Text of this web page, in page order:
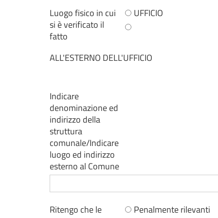
Luogo fisico in cui
si è verificato il
fatto
UFFICIO
ALL'ESTERNO DELL'UFFICIO
Indicare
denominazione ed
indirizzo della
struttura
comunale/Indicare
luogo ed indirizzo
esterno al Comune
Ritengo che le
Penalmente rilevanti